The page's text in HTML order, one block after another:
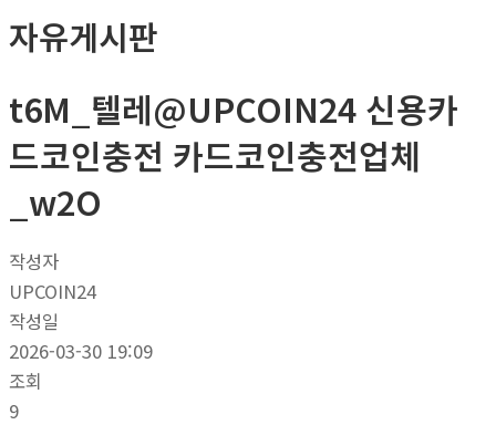
자유게시판
t6M_텔레@UPCOIN24 신용카
드코인충전 카드코인충전업체
_w2O
작성자
UPCOIN24
작성일
2026-03-30 19:09
조회
9